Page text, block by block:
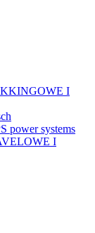
I
power systems
I